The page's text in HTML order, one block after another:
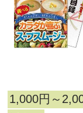
1,000円～